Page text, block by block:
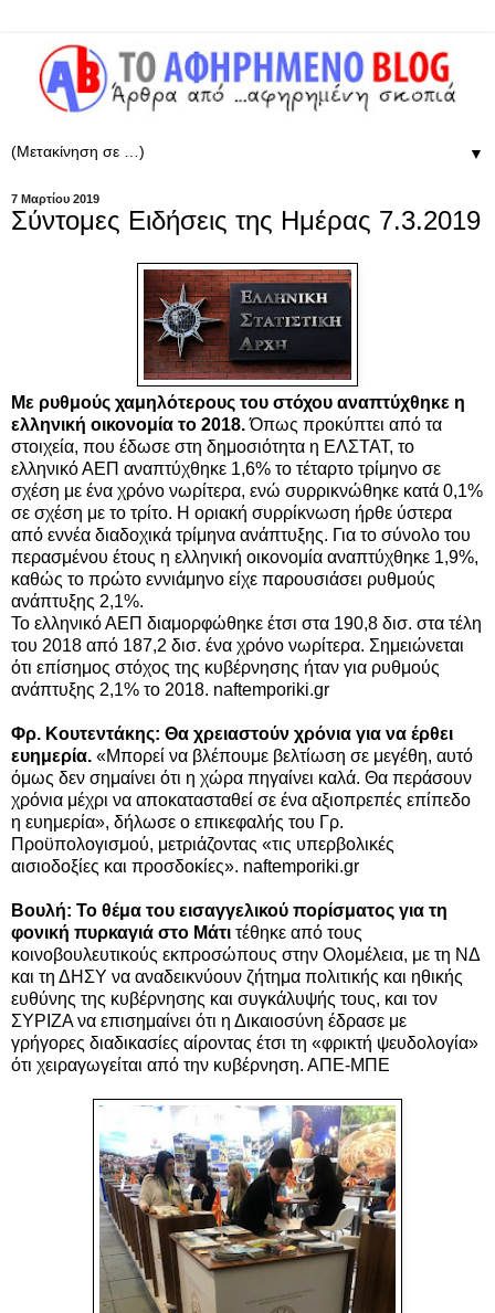
▼
7 Μαρτίου 2019
Σύντομες Ειδήσεις της Ημέρας 7.3.2019
Με ρυθμούς χαμηλότερους του στόχου αναπτύχθηκε η
ελληνική οικονομία το 2018.Όπως προκύπτει από τα
στοιχεία, που έδωσε στη δημοσιότητα η ΕΛΣΤΑΤ, το
ελληνικό ΑΕΠ αναπτύχθηκε 1,6% το τέταρτο τρίμηνο σε
σχέση με ένα χρόνο νωρίτερα, ενώ συρρικνώθηκε κατά 0,1%
σε σχέση με το τρίτο. Η οριακή συρρίκνωση ήρθε ύστερα
από εννέα διαδοχικά τρίμηνα ανάπτυξης. Για το σύνολο του
περασμένου έτους η ελληνική οικονομία αναπτύχθηκε 1,9%,
καθώς το πρώτο εννιάμηνο είχε παρουσιάσει ρυθμούς
ανάπτυξης 2,1%.
Το ελληνικό ΑΕΠ διαμορφώθηκε έτσι στα 190,8 δισ. στα τέλη
του 2018 από 187,2 δισ. ένα χρόνο νωρίτερα. Σημειώνεται
ότι επίσημος στόχος της κυβέρνησης ήταν για ρυθμούς
ανάπτυξης 2,1% το 2018. naftemporiki.gr
Φρ. Κουτεντάκης: Θα χρειαστούν χρόνια για να έρθει
ευημερία. «Μπορεί να βλέπουμε βελτίωση σε μεγέθη, αυτό
όμως δεν σημαίνει ότι η χώρα πηγαίνει καλά. Θα περάσουν
χρόνια μέχρι να αποκατασταθεί σε ένα αξιοπρεπές επίπεδο
η ευημερία», δήλωσε ο επικεφαλής του Γρ.
Προϋπολογισμού, μετριάζοντας «τις υπερβολικές
αισιοδοξίες και προσδοκίες». naftemporiki.gr
Βουλή: Το θέμα του εισαγγελικού πορίσματος για τη
φονική πυρκαγιά στο Μάτι τέθηκε από τους
κοινοβουλευτικούς εκπροσώπους στην Ολομέλεια, με τη ΝΔ
και τη ΔΗΣΥ να αναδεικνύουν ζήτημα πολιτικής και ηθικής
ευθύνης της κυβέρνησης και συγκάλυψής τους, και τον
ΣΥΡΙΖΑ να επισημαίνει ότι η Δικαιοσύνη έδρασε με
γρήγορες διαδικασίες αίροντας έτσι τη «φρικτή ψευδολογία»
ότι χειραγωγείται από την κυβέρνηση. ΑΠΕ-ΜΠΕ